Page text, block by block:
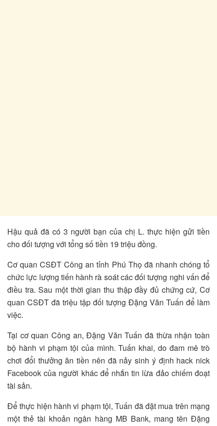
Hậu quả đã có 3 người bạn của chị L. thực hiện gửi tiền
cho đối tượng với tổng số tiền 19 triệu đồng.
Cơ quan CSĐT Công an tỉnh Phú Thọ đã nhanh chóng tổ
chức lực lượng tiến hành rà soát các đối tượng nghi vấn để
điều tra. Sau một thời gian thu thập đầy đủ chứng cứ, Cơ
quan CSĐT đã triệu tập đối tượng Đặng Văn Tuấn để làm
việc.
Tại cơ quan Công an, Đặng Văn Tuấn đã thừa nhận toàn
bộ hành vi phạm tội của mình. Tuấn khai, do đam mê trò
chơi đổi thưởng ăn tiền nên đã nảy sinh ý định hack nick
Facebook của người khác để nhắn tin lừa đảo chiếm đoạt
tài sản.
Để thực hiện hành vi phạm tội, Tuấn đã đặt mua trên mạng
một thẻ tài khoản ngân hàng MB Bank, mang tên Đặng